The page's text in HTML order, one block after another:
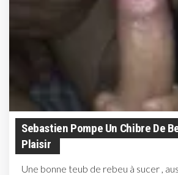
Sebastien Pompe Un Chibre De
Plaisir
Une bonne teub de rebeu à sucer ,